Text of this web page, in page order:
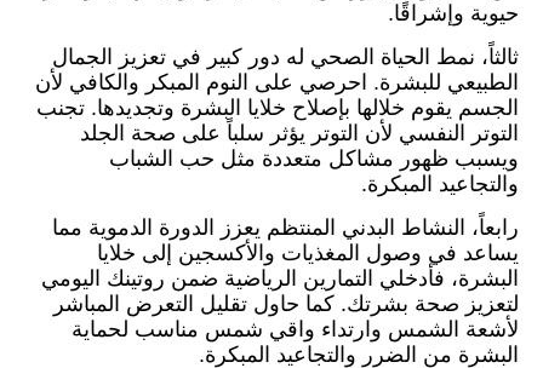
حيوية وإشراقًا.
ثالثاً، نمط الحياة الصحي له دور كبير في تعزيز الجمال
الطبيعي للبشرة. احرصي على النوم المبكر والكافي لأن
الجسم يقوم خلالها بإصلاح خلايا البشرة وتجديدها. تجنب
التوتر النفسي لأن التوتر يؤثر سلباً على صحة الجلد
ويسبب ظهور مشاكل متعددة مثل حب الشباب
والتجاعيد المبكرة.
رابعاً، النشاط البدني المنتظم يعزز الدورة الدموية مما
يساعد في وصول المغذيات والأكسجين إلى خلايا
البشرة، فأدخلي التمارين الرياضية ضمن روتينك اليومي
لتعزيز صحة بشرتك. كما حاول تقليل التعرض المباشر
لأشعة الشمس وارتداء واقي شمس مناسب لحماية
البشرة من الضرر والتجاعيد المبكرة.